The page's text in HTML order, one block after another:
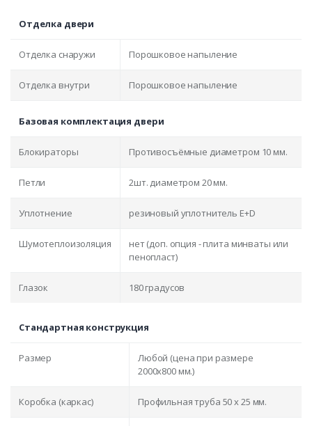
Отделка двери
Отделка снаружи Порошковое напыление
Отделка внутри Порошковое напыление
Базовая комплектация двери
Блокираторы Противосъёмные диаметром 10 мм.
Петли 2шт. диаметром 20 мм.
Уплотнение резиновый уплотнитель E+D
Шумотеплоизоляция
нет (доп. опция - плита минваты или
пенопласт)
Глазок 180 градусов
Стандартная конструкция
Размер
Любой (цена при размере
2000x800 мм.)
Коробка (каркас) Профильная труба 50 х 25 мм.